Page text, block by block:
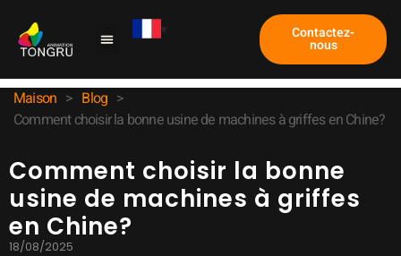
Contactez-
nous
Maison > Blog >
Comment choisir la bonne usine de machines à griffes en Chine?
Comment choisir la bonne
usine de machines à griffes
en Chine?
18/08/2025